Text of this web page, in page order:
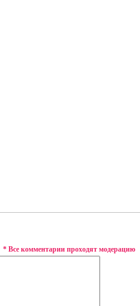
* Все комментарии проходят модерацию